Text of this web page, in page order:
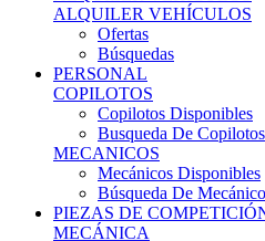
Ofertas
Búsquedas
PERSONAL
COPILOTOS
Copilotos Disponibles
Busqueda De Copilotos
MECANICOS
Mecánicos Disponibles
Búsqueda De Mecánicos
PIEZAS DE COMPETICIÓN
MECÁNICA
Motores